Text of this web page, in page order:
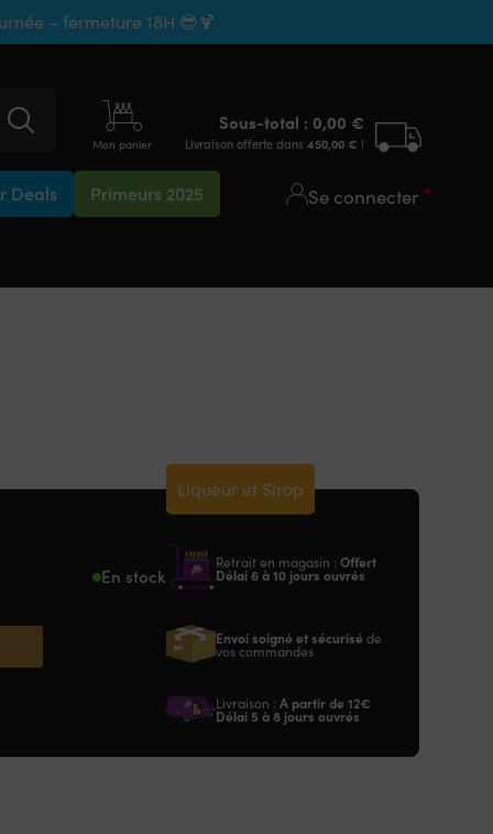
– fermeture 18H 😎🍹
Mon panier
Sous-total : 0,00 €
Livraison offerte dans 450,00 € !
Deals Primeurs 2025 Se connecter
En stock
Liqueur et Sirop
Retrait en magasin : Offert
Délai 6 à 10 jours ouvrés
Envoi soigné et sécurisé de
vos commandes
Livraison : A partir de 12€
Délai 5 à 8 jours ouvrés